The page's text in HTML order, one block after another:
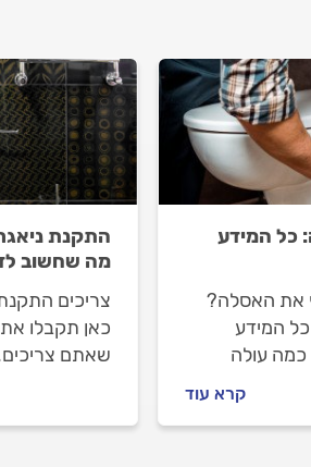
כל המידע
את האסלה?
המידע
עולה
קרא עוד
התקנת
מה שחשוב
צריכים
כאן תקבלו
שאתם
העבודה
ניאגרה